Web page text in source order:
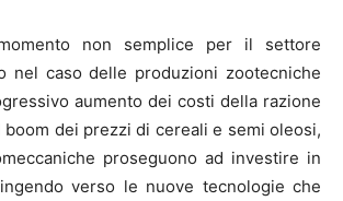
non semplice per il settore
nel caso delle produzioni zootecniche
aumento dei costi della razione
dei prezzi di cereali e semi oleosi,
proseguono ad investire in
verso le nuove tecnologie che